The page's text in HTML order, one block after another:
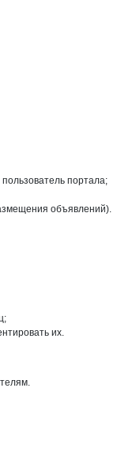
странице
портала;
объявлений).
их.